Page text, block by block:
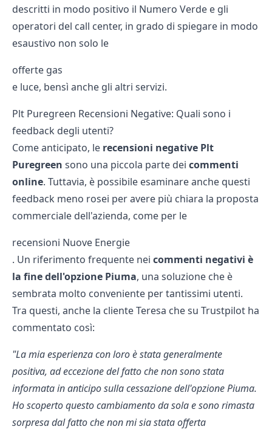
descritti in modo positivo il Numero Verde e gli
operatori del call center, in grado di spiegare in modo
esaustivo non solo le
offerte gas
e luce, bensì anche gli altri servizi.
Plt Puregreen Recensioni Negative: Quali sono i
feedback degli utenti?
Come anticipato, le recensioni negative Plt
Puregreen sono una piccola parte dei commenti
online. Tuttavia, è possibile esaminare anche questi
feedback meno rosei per avere più chiara la proposta
commerciale dell'azienda, come per le
recensioni Nuove Energie
. Un riferimento frequente nei commenti negativi è
la fine dell'opzione Piuma, una soluzione che è
sembrata molto conveniente per tantissimi utenti.
Tra questi, anche la cliente Teresa che su Trustpilot ha
commentato così:
"La mia esperienza con loro è stata generalmente
positiva, ad eccezione del fatto che non sono stata
informata in anticipo sulla cessazione dell'opzione Piuma.
Ho scoperto questo cambiamento da sola e sono rimasta
sorpresa dal fatto che non mi sia stata offerta